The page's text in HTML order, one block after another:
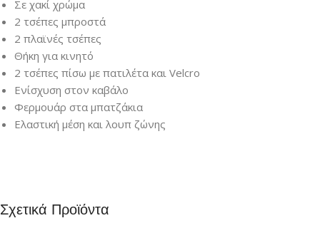
Σε χακί χρώμα
2 τσέπες μπροστά
2 πλαϊνές τσέπες
Θήκη για κινητό
2 τσέπες πίσω με πατιλέτα και Velcro
Ενίσχυση στον καβάλο
Φερμουάρ στα μπατζάκια
Ελαστική μέση και λουπ ζώνης
Σχετικά Προϊόντα